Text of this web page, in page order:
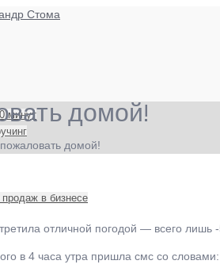
минут
в бизнесе
домой!
домой!
отличной погодой — всего
в 4 часа утра пришла смс со